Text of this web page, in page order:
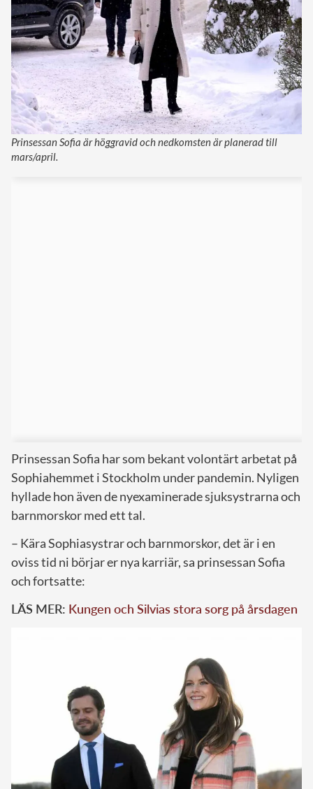
Prinsessan Sofia är höggravid och nedkomsten är planerad till
mars/april.
Prinsessan Sofia har som bekant volontärt arbetat på
Sophiahemmet i Stockholm under pandemin. Nyligen
hyllade hon även de nyexaminerade sjuksystrarna och
barnmorskor med ett tal.
– Kära Sophiasystrar och barnmorskor, det är i en
oviss tid ni börjar er nya karriär, sa prinsessan Sofia
och fortsatte:
LÄS MER: Kungen och Silvias stora sorg på årsdagen